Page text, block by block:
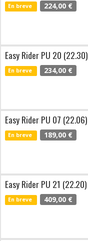
En breve 224,00 €
Easy Rider PU 20 (22.30)
En breve 234,00 €
Easy Rider PU 07 (22.06)
En breve 189,00 €
Easy Rider PU 21 (22.20)
En breve 409,00 €